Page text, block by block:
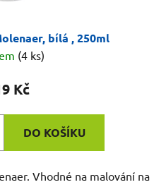
bílá , 250ml
(4 ks)
Kč
DO KOŠÍKU
Vhodné na malování na